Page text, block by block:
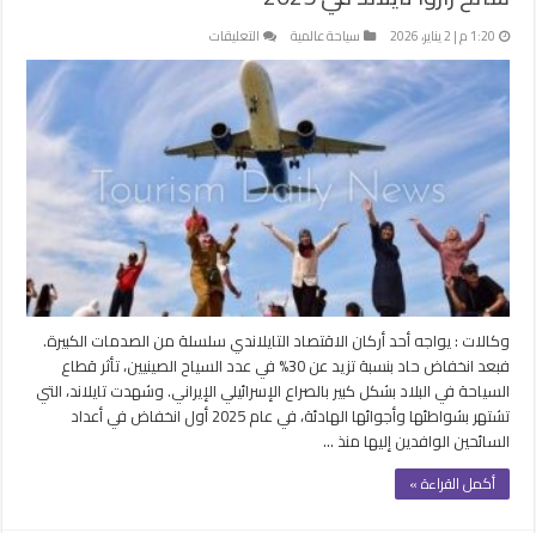
1:20 م | 2 يناير، 2026 سياحة عالمية التعليقات
صناعة
تعاني
خسائر
فادحة
..
33
مليون
سائح
زاروا
تايلاند
في
2025
مغلقة
وكالات : يواجه أحد أركان الاقتصاد التايلاندي سلسلة من الصدمات الكبيرة.
فبعد انخفاض حاد بنسبة تزيد عن 30% في عدد السياح الصينيين، تأثر قطاع
السياحة في البلاد بشكل كبير بالصراع الإسرائيلي الإيراني. وشهدت تايلاند، التي
تشتهر بشواطئها وأجوائها الهادئة، في عام 2025 أول انخفاض في أعداد
السائحين الوافدين إليها منذ …
أكمل القراءة »